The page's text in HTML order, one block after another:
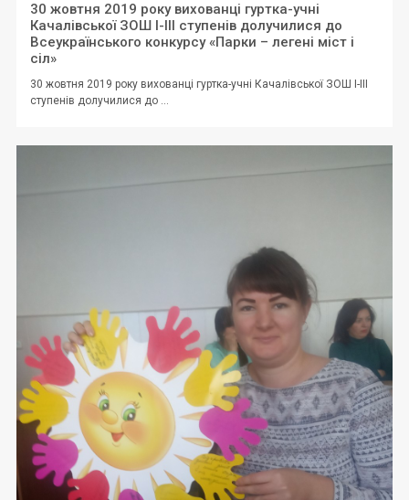
30 жовтня 2019 року вихованці гуртка-учні
Качалівської ЗОШ І-ІІІ ступенів долучилися до
Всеукраїнського конкурсу «Парки – легені міст і
сіл»
30 жовтня 2019 року вихованці гуртка-учні Качалівської ЗОШ І-ІІІ
ступенів долучилися до ...